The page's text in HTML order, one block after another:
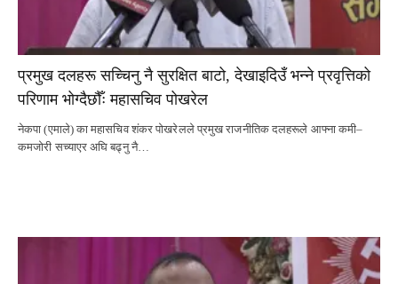
प्रमुख दलहरू सच्चिनु नै सुरक्षित बाटो, देखाइदिउँ भन्ने प्रवृत्तिको
परिणाम भोग्दैछौँः महासचिव पोखरेल
नेकपा (एमाले) का महासचिव शंकर पोखरेलले प्रमुख राजनीतिक दलहरूले आफ्ना कमी–
कमजोरी सच्याएर अघि बढ्नु नै…